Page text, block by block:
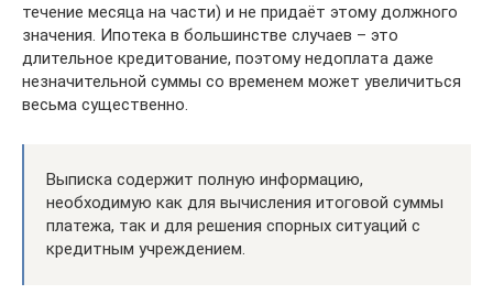
течение месяца на части) и не придаёт этому должного
значения. Ипотека в большинстве случаев – это
длительное кредитование, поэтому недоплата даже
незначительной суммы со временем может увеличиться
весьма существенно.
Выписка содержит полную информацию,
необходимую как для вычисления итоговой суммы
платежа, так и для решения спорных ситуаций с
кредитным учреждением.